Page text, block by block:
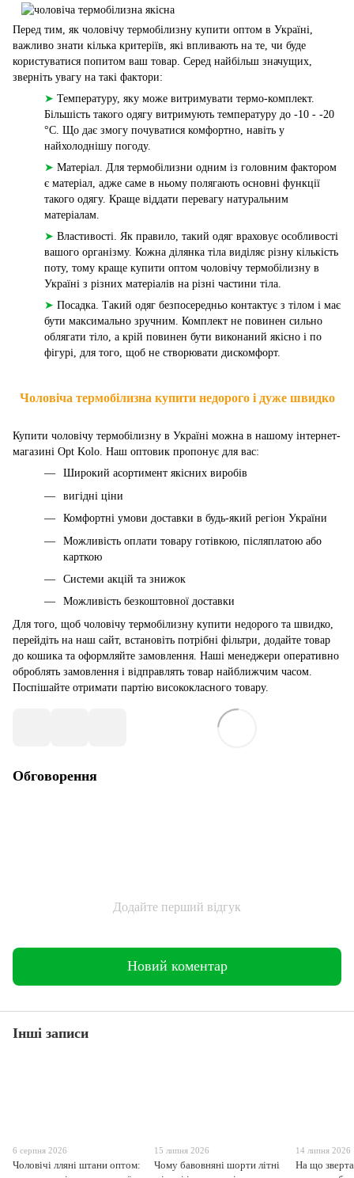
Перед тим, як чоловічу термобілизну купити оптом в Україні,
важливо знати кілька критеріїв, які впливають на те, чи буде
користуватися попитом ваш товар. Серед найбільш значущих,
зверніть увагу на такі фактори:
➤ Температуру, яку може витримувати термо-комплект.
Більшість такого одягу витримують температуру до -10 - -20
°C. Що дає змогу почуватися комфортно, навіть у
найхолоднішу погоду.
➤ Матеріал. Для термобілизни одним із головним фактором
є матеріал, адже саме в ньому полягають основні функції
такого одягу. Краще віддати перевагу натуральним
матеріалам.
➤ Властивості. Як правило, такий одяг враховує особливості
вашого організму. Кожна ділянка тіла виділяє різну кількість
поту, тому краще купити оптом чоловічу термобілизну в
Україні з різних матеріалів на різні частини тіла.
➤ Посадка. Такий одяг безпосередньо контактує з тілом і має
бути максимально зручним. Комплект не повинен сильно
облягати тіло, а крій повинен бути виконаний якісно і по
фігурі, для того, щоб не створювати дискомфорт.
Чоловіча термобілизна купити недорого і дуже швидко
Купити чоловічу термобілизну в Україні можна в нашому інтернет-
магазині Opt Kolo. Наш оптовик пропонує для вас:
Широкий асортимент якісних виробів
вигідні ціни
Комфортні умови доставки в будь-який регіон України
Можливість оплати товару готівкою, післяплатою або
карткою
Системи акцій та знижок
Можливість безкоштовної доставки
Для того, щоб чоловічу термобілизну купити недорого та швидко,
перейдіть на наш сайт, встановіть потрібні фільтри, додайте товар
до кошика та оформляйте замовлення. Наші менеджери оперативно
оброблять замовлення і відправлять товар найближчим часом.
Поспішайте отримати партію висококласного товару.
Обговорення
Додайте перший відгук
Новий коментар
Інші записи
6 серпня 2026
Чоловічі лляні штани оптом:
15 липня 2026
Чому бавовняні шорти літні
14 липня 2026
На що